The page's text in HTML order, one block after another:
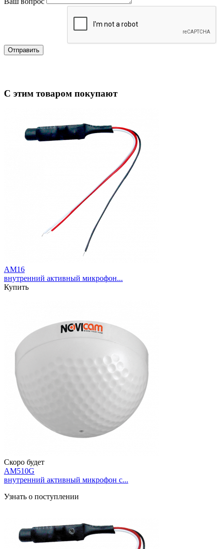
Отправить
С этим товаром покупают
AM16
внутренний активный микрофон...
Купить
Скоро будет
AM510G
внутренний активный микрофон с...
Узнать о поступлении